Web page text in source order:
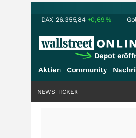
DAX 26.355,84 +0,69%
Depot
Aktien Community
NEWS TICKER